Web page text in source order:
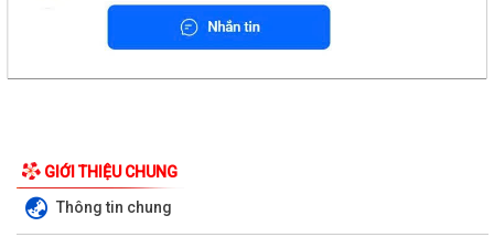
GIỚI THIỆU CHUNG
Thông tin chung